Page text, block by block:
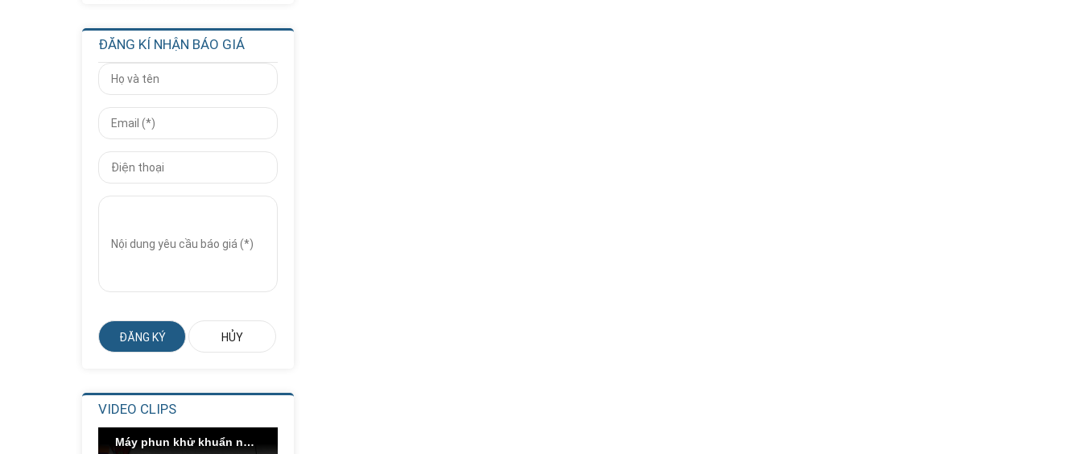
4 Tầng Góc...
Giá: Liên hệ
Giá Đựng Đồ Chơi
Nhà Chơi Cầu
Nhà Chơi Cầu
Trượt Kép
Ghế Kép
Giá: Liên hệ
ĐĂNG KÍ NHẬN BÁO GIÁ
VIDEO CLIPS
Máy phun khử khuẩn nano bạc